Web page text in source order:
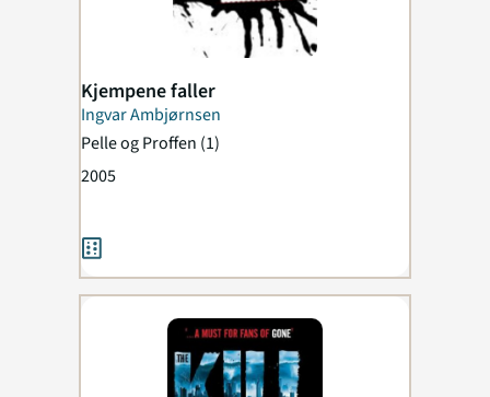
Kjempene faller
Ingvar Ambjørnsen
Pelle og Proffen (1)
2005